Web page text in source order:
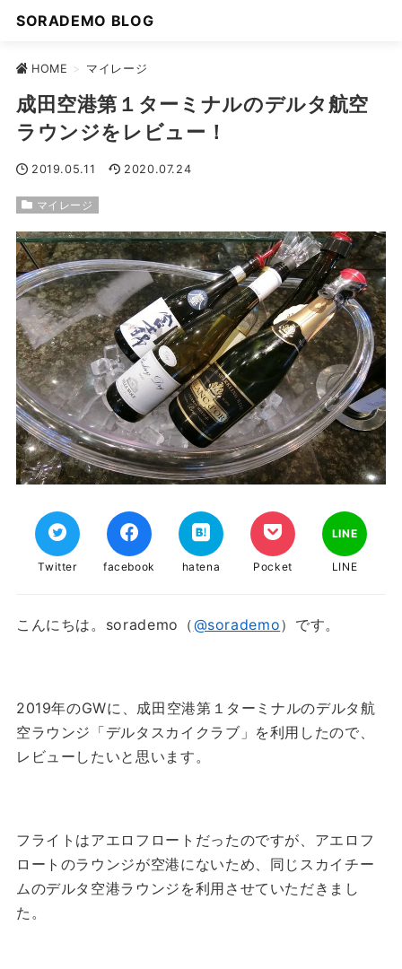
SORADEMO BLOG
HOME > マイレージ
成田空港第１ターミナルのデルタ航空
ラウンジをレビュー！
2019.05.11 2020.07.24
マイレージ
Twitter facebook hatena Pocket
LINE
LINE
こんにちは。sorademo（@sorademo）です。
2019年のGWに、成田空港第１ターミナルのデルタ航
空ラウンジ「デルタスカイクラブ」を利用したので、
レビューしたいと思います。
フライトはアエロフロートだったのですが、アエロフ
ロートのラウンジが空港にないため、同じスカイチー
ムのデルタ空港ラウンジを利用させていただきまし
た。